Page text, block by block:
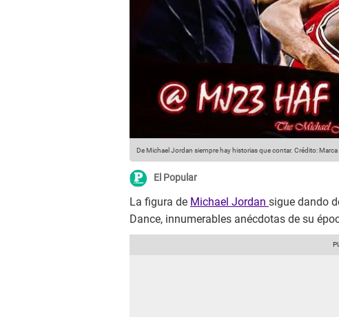
De Michael Jordan siempre hay historias que contar. Crédito: Marca
El Popular
La figura de Michael Jordan sigue dando
Dance, innumerables anécdotas de su